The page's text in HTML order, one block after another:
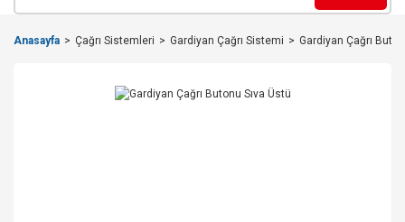
Anasayfa Çağrı Sistemleri Gardiyan Çağrı Sistemi Gardiyan Çağrı